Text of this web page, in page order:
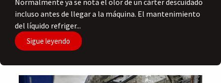
incluso antes de llegar a la máquina. El mantenimiento
del líquido refriger...
Sigue leyendo